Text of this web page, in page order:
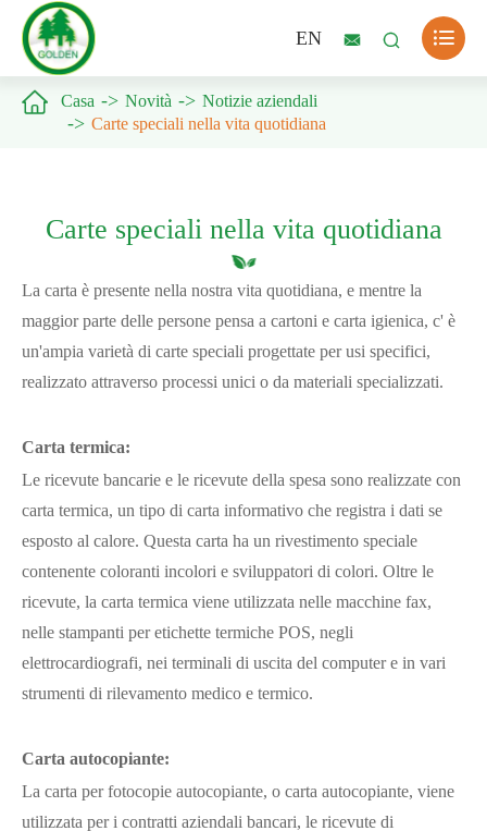
EN   
 Casa Novità
Notizie aziendali
Carte speciali nella vita quotidiana
Carte speciali nella vita quotidiana
La carta è presente nella nostra vita quotidiana, e mentre la
maggior parte delle persone pensa a cartoni e carta igienica, c' è
un'ampia varietà di carte speciali progettate per usi specifici,
realizzato attraverso processi unici o da materiali specializzati.
Carta termica:
Le ricevute bancarie e le ricevute della spesa sono realizzate con
carta termica, un tipo di carta informativo che registra i dati se
esposto al calore. Questa carta ha un rivestimento speciale
contenente coloranti incolori e sviluppatori di colori. Oltre le
ricevute, la carta termica viene utilizzata nelle macchine fax,
nelle stampanti per etichette termiche POS, negli
elettrocardiografi, nei terminali di uscita del computer e in vari
strumenti di rilevamento medico e termico.
Carta autocopiante:
La carta per fotocopie autocopiante, o carta autocopiante, viene
utilizzata per i contratti aziendali bancari, le ricevute di